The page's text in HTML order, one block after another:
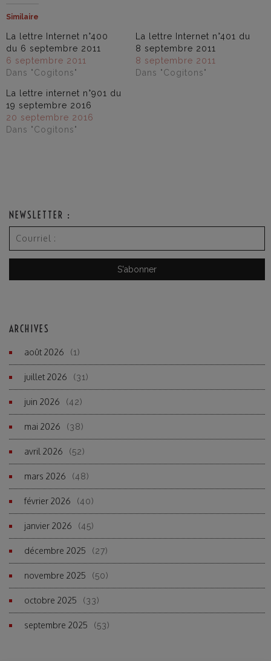
Similaire
La lettre Internet n°400
du 6 septembre 2011
6 septembre 2011
Dans "Cogitons"
La lettre Internet n°401 du
8 septembre 2011
8 septembre 2011
Dans "Cogitons"
La lettre internet n°901 du
19 septembre 2016
20 septembre 2016
Dans "Cogitons"
NEWSLETTER :
ARCHIVES
août 2026 (1)
juillet 2026 (31)
juin 2026 (42)
mai 2026 (38)
avril 2026 (52)
mars 2026 (48)
février 2026 (40)
janvier 2026 (45)
décembre 2025 (27)
novembre 2025 (50)
octobre 2025 (33)
septembre 2025 (53)